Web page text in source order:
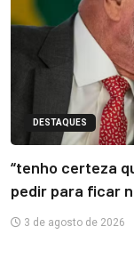
DESTAQUES
“tenho certeza
pedir para ficar
3 de agosto de 2026